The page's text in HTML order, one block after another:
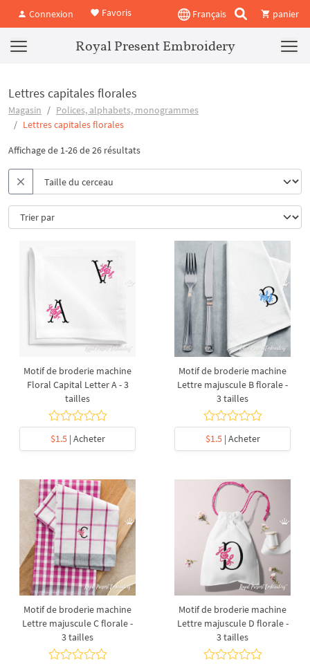
Connexion Favoris Français panier
Royal Present Embroidery
Lettres capitales florales
Magasin
Polices, alphabets, monogrammes
Lettres capitales florales
Affichage de 1-26 de 26 résultats
Motif de broderie machine
Floral Capital Letter A - 3
tailles
$1.5| Acheter
Motif de broderie machine
Lettre majuscule B florale -
3 tailles
$1.5| Acheter
Motif de broderie machine
Lettre majuscule C florale -
3 tailles
Motif de broderie machine
Lettre majuscule D florale -
3 tailles